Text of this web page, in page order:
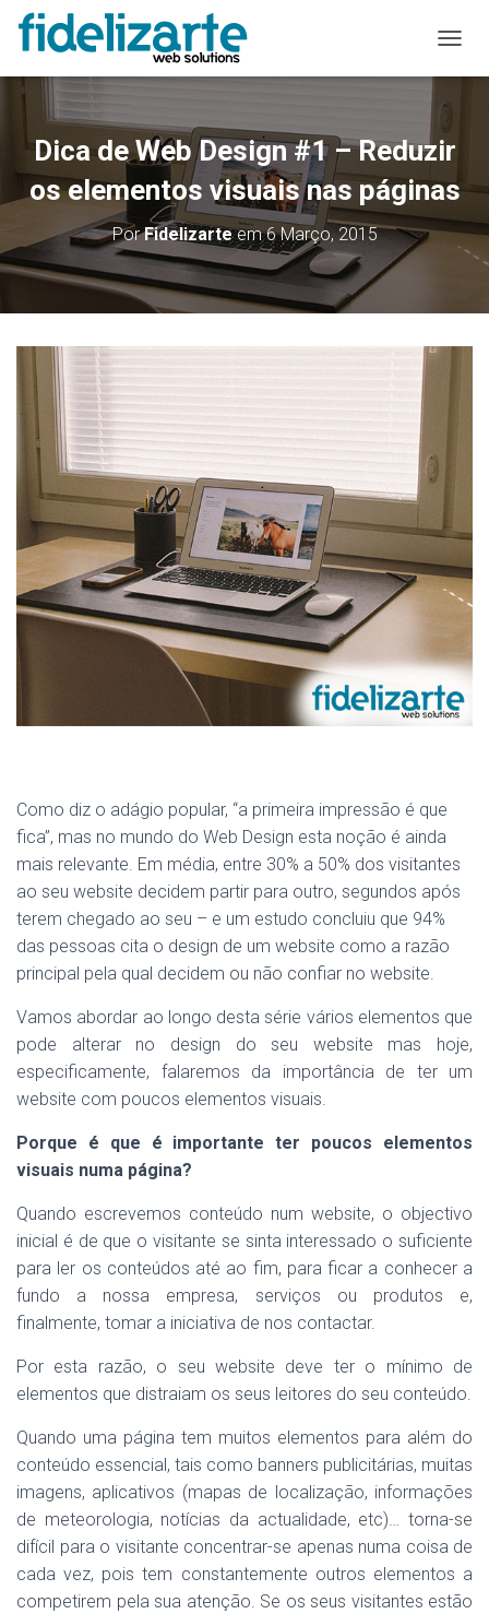
L
N
R
A
A
Dica de Web Design #1 – Reduzir
os elementos visuais nas páginas
PorFidelizarteem6 Março, 2015
Como diz o adágio popular, “a primeira impressão é que
fica”, mas no mundo do Web Design esta noção é ainda
mais relevante. Em média, entre 30% a 50% dos visitantes
ao seu website decidem partir para outro, segundos após
terem chegado ao seu – e um estudo concluiu que 94%
das pessoas cita o design de um website como a razão
principal pela qual decidem ou não confiar no website.
Vamos abordar ao longo desta série vários elementos que
pode alterar no design do seu website mas hoje,
especificamente, falaremos da importância de ter um
website com poucos elementos visuais.
Porque é que é importante ter poucos elementos
visuais numa página?
Quando escrevemos conteúdo num website, o objectivo
inicial é de que o visitante se sinta interessado o suficiente
para ler os conteúdos até ao fim, para ficar a conhecer a
fundo a nossa empresa, serviços ou produtos e,
finalmente, tomar a iniciativa de nos contactar.
Por esta razão, o seu website deve ter o mínimo de
elementos que distraiam os seus leitores do seu conteúdo.
Quando uma página tem muitos elementos para além do
conteúdo essencial, tais como banners publicitárias, muitas
imagens, aplicativos (mapas de localização, informações
de meteorologia, notícias da actualidade, etc)… torna-se
difícil para o visitante concentrar-se apenas numa coisa de
cada vez, pois tem constantemente outros elementos a
competirem pela sua atenção. Se os seus visitantes estão